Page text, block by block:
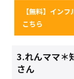
【無料】イン
こちら
3.れんママ＊
さん